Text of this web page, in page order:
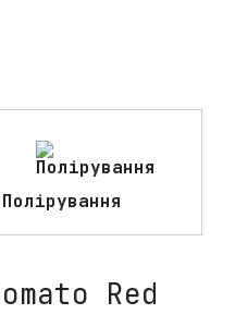
Полірування
Red